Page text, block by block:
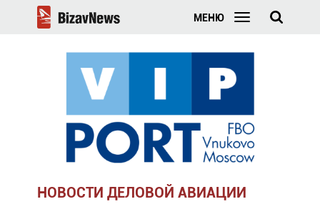
МЕНЮ
НОВОСТИ ДЕЛОВОЙ АВИАЦИИ